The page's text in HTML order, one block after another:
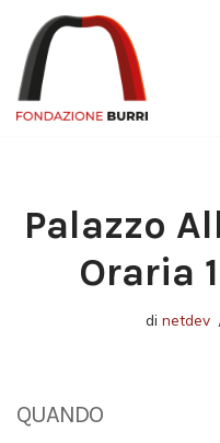
Vai
al
contenuto
Palazzo
Oraria
di netdev
QUANDO